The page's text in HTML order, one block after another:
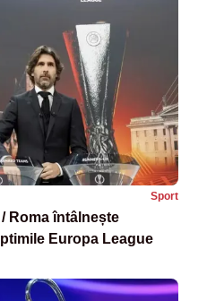
Sport
Roma întâlnește
Europa League